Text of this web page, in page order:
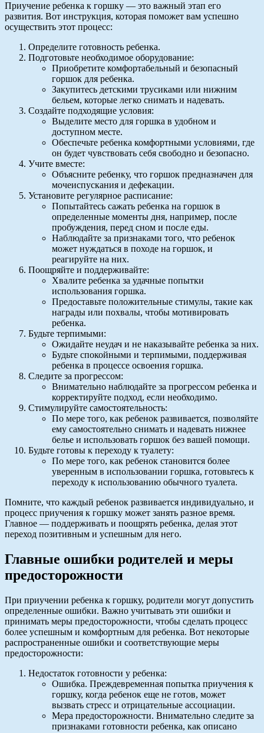
Приучение ребенка к горшку — это важный этап его
развития. Вот инструкция, которая поможет вам успешно
осуществить этот процесс:
Определите готовность ребенка.
Подготовьте необходимое оборудование:
Приобретите комфортабельный и безопасный
горшок для ребенка.
Закупитесь детскими трусиками или нижним
бельем, которые легко снимать и надевать.
Создайте подходящие условия:
Выделите место для горшка в удобном и
доступном месте.
Обеспечьте ребенка комфортными условиями, где
он будет чувствовать себя свободно и безопасно.
Учите вместе:
Объясните ребенку, что горшок предназначен для
мочеиспускания и дефекации.
Установите регулярное расписание:
Попытайтесь сажать ребенка на горшок в
определенные моменты дня, например, после
пробуждения, перед сном и после еды.
Наблюдайте за признаками того, что ребенок
может нуждаться в походе на горшок, и
реагируйте на них.
Поощряйте и поддерживайте:
Хвалите ребенка за удачные попытки
использования горшка.
Предоставьте положительные стимулы, такие как
награды или похвалы, чтобы мотивировать
ребенка.
Будьте терпимыми:
Ожидайте неудач и не наказывайте ребенка за них.
Будьте спокойными и терпимыми, поддерживая
ребенка в процессе освоения горшка.
Следите за прогрессом:
Внимательно наблюдайте за прогрессом ребенка и
корректируйте подход, если необходимо.
Стимулируйте самостоятельность:
По мере того, как ребенок развивается, позволяйте
ему самостоятельно снимать и надевать нижнее
белье и использовать горшок без вашей помощи.
Будьте готовы к переходу к туалету:
По мере того, как ребенок становится более
уверенным в использовании горшка, готовьтесь к
переходу к использованию обычного туалета.
Помните, что каждый ребенок развивается индивидуально, и
процесс приучения к горшку может занять разное время.
Главное — поддерживать и поощрять ребенка, делая этот
переход позитивным и успешным для него.
Главные ошибки родителей и меры
предосторожности
При приучении ребенка к горшку, родители могут допустить
определенные ошибки. Важно учитывать эти ошибки и
принимать меры предосторожности, чтобы сделать процесс
более успешным и комфортным для ребенка. Вот некоторые
распространенные ошибки и соответствующие меры
предосторожности:
Недостаток готовности у ребенка:
Ошибка. Преждевременная попытка приучения к
горшку, когда ребенок еще не готов, может
вызвать стресс и отрицательные ассоциации.
Мера предосторожности. Внимательно следите за
признаками готовности ребенка, как описано